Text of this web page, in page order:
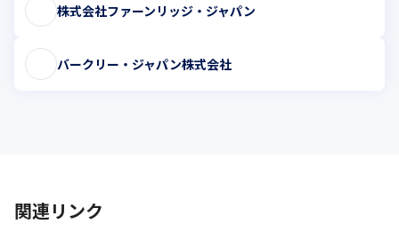
株式会社ファーンリッジ・ジャパン
バークリー・ジャパン株式会社
関連リンク